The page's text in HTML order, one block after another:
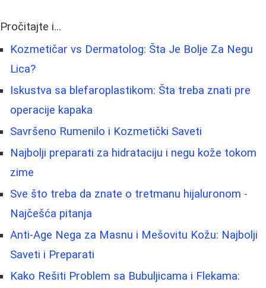
Pročitajte i...
Kozmetičar vs Dermatolog: Šta Je Bolje Za Negu
Lica?
Iskustva sa blefaroplastikom: Šta treba znati pre
operacije kapaka
Savršeno Rumenilo i Kozmetički Saveti
Najbolji preparati za hidrataciju i negu kože tokom
zime
Sve što treba da znate o tretmanu hijaluronom -
Najčešća pitanja
Anti-Age Nega za Masnu i Mešovitu Kožu: Najbolji
Saveti i Preparati
Kako Rešiti Problem sa Bubuljicama i Flekama: